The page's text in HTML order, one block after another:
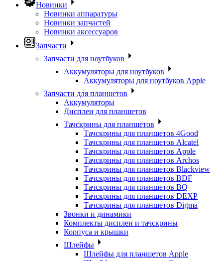
Новинки
Новинки аппаратуры
Новинки запчастей
Новинки аксессуаров
Запчасти
Запчасти для ноутбуков
Аккумуляторы для ноутбуков
Аккумуляторы для ноутбуков Apple
Запчасти для планшетов
Аккумуляторы
Дисплеи для планшетов
Тачскрины для планшетов
Тачскрины для планшетов 4Good
Тачскрины для планшетов Alcatel
Тачскрины для планшетов Apple
Тачскрины для планшетов Archos
Тачскрины для планшетов Blackview
Тачскрины для планшетов BDF
Тачскрины для планшетов BQ
Тачскрины для планшетов DEXP
Тачскрины для планшетов Digma
Звонки и динамики
Комплекты дисплеи и тачскрины
Корпуса и крышки
Шлейфы
Шлейфы для планшетов Apple